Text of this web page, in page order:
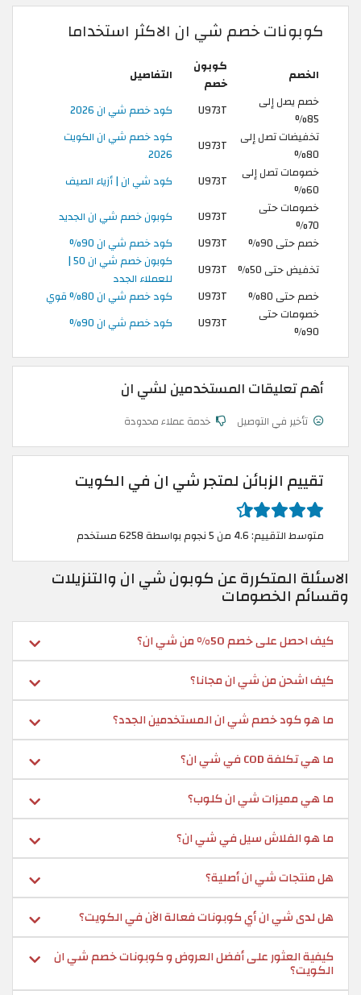
كوبونات خصم شي ان الاكثر استخداما
الخصم
كوبون
خصم
التفاصيل
خصم يصل إلى
85%
U973T
كود خصم شي ان 2026
تخفيضات تصل إلى
80%
U973T
كود خصم شي ان الكويت
2026
خصومات تصل إلى
60%
U973T
كود شي ان | أزياء الصيف
خصومات حتى
70%
U973T
كوبون خصم شي ان الجديد
خصم حتى 90%
U973T
كود خصم شي ان 90%
تخفيض حتى 50%
U973T
كوبون خصم شي ان 50 |
للعملاء الجدد
خصم حتى 80%
U973T
كود خصم شي ان 80% قوي
خصومات حتى
90%
U973T كود خصم شي ان 90%
أهم تعليقات المستخدمين لشي ان
تأخير في التوصيل خدمة عملاء محدودة
تقييم الزبائن لمتجر شي ان في الكويت
متوسط التقييم: 4.6 من 5 نجوم بواسطة 6258 مستخدم
الاسئلة المتكررة عن كوبون شي ان والتنزيلات
وقسائم الخصومات
كيف احصل على خصم 50% من شي ان؟
كيف اشحن من شي ان مجانا؟
ما هو كود خصم شي ان المستخدمين الجدد؟
ما هي تكلفة COD في شي ان؟
ما هي مميزات شي ان كلوب؟
ما هو الفلاش سيل في شي ان؟
هل منتجات شي ان أصلية؟
هل لدى شي ان أي كوبونات فعالة الآن في الكويت؟
كيفية العثور على أفضل العروض و كوبونات خصم شي ان
الكويت؟